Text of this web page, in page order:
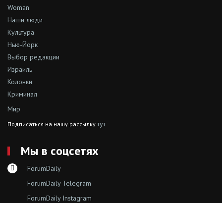
Woman
Наши люди
Культура
Нью-Йорк
Выбор редакции
Израиль
Колонки
Криминал
Мир
Подписаться на нашу рассылкутут
Мы в соцсетях
ForumDaily
ForumDaily Telegram
ForumDaily Instagram